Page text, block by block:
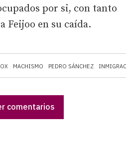
MACHISMO PEDRO SÁNCHEZ
por si, con tanto
Feijoo en su caída.
comentarios